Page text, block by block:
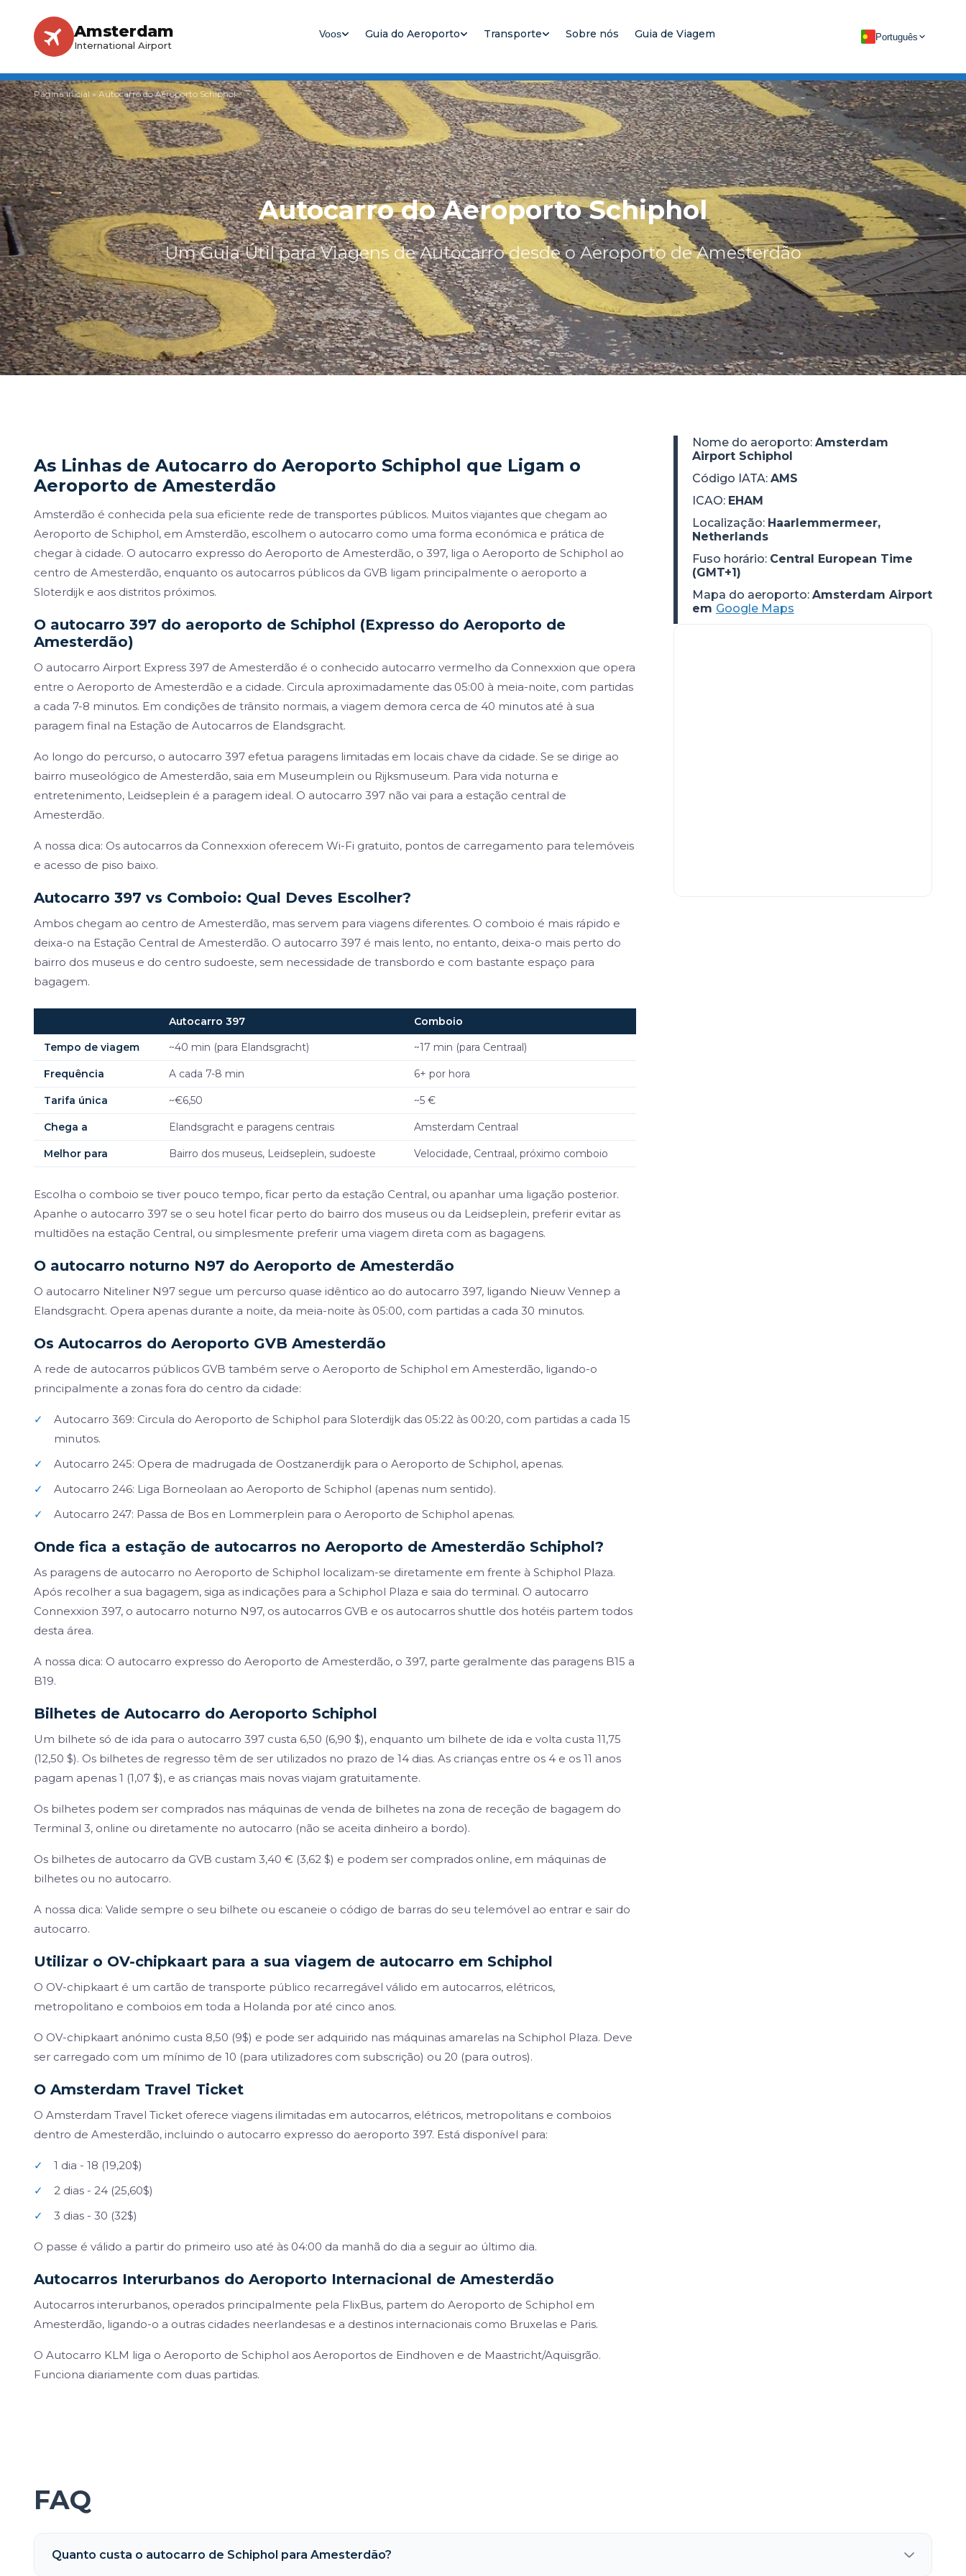
Amsterdam
International Airport
Voos Guia do Aeroporto Transporte Sobre nós Guia de Viagem Português
Página inicial » Autocarro do Aeroporto Schiphol
Autocarro do Aeroporto Schiphol
Um Guia Útil para Viagens de Autocarro desde o Aeroporto de Amesterdão
As Linhas de Autocarro do Aeroporto Schiphol que Ligam o
Aeroporto de Amesterdão
Amsterdão é conhecida pela sua eficiente rede de transportes públicos. Muitos viajantes que chegam ao
Aeroporto de Schiphol, em Amsterdão, escolhem o autocarro como uma forma económica e prática de
chegar à cidade. O autocarro expresso do Aeroporto de Amesterdão, o 397, liga o Aeroporto de Schiphol ao
centro de Amesterdão, enquanto os autocarros públicos da GVB ligam principalmente o aeroporto a
Sloterdijk e aos distritos próximos.
O autocarro 397 do aeroporto de Schiphol (Expresso do Aeroporto de
Amesterdão)
O autocarro Airport Express 397 de Amesterdão é o conhecido autocarro vermelho da Connexxion que opera
entre o Aeroporto de Amesterdão e a cidade. Circula aproximadamente das 05:00 à meia-noite, com partidas
a cada 7-8 minutos. Em condições de trânsito normais, a viagem demora cerca de 40 minutos até à sua
paragem final na Estação de Autocarros de Elandsgracht.
Ao longo do percurso, o autocarro 397 efetua paragens limitadas em locais chave da cidade. Se se dirige ao
bairro museológico de Amesterdão, saia em Museumplein ou Rijksmuseum. Para vida noturna e
entretenimento, Leidseplein é a paragem ideal. O autocarro 397 não vai para a estação central de
Amesterdão.
A nossa dica: Os autocarros da Connexxion oferecem Wi-Fi gratuito, pontos de carregamento para telemóveis
e acesso de piso baixo.
Autocarro 397 vs Comboio: Qual Deves Escolher?
Ambos chegam ao centro de Amesterdão, mas servem para viagens diferentes. O comboio é mais rápido e
deixa-o na Estação Central de Amesterdão. O autocarro 397 é mais lento, no entanto, deixa-o mais perto do
bairro dos museus e do centro sudoeste, sem necessidade de transbordo e com bastante espaço para
bagagem.
Autocarro 397
Comboio
Tempo de viagem
~40 min (para Elandsgracht) ~17 min (para Centraal)
Frequência A cada 7-8 min 6+ por hora
Tarifa única ~€6,50 ~5 €
Chega a Elandsgracht e paragens centrais Amsterdam Centraal
Melhor para Bairro dos museus, Leidseplein, sudoeste Velocidade, Centraal, próximo comboio
Escolha o comboio se tiver pouco tempo, ficar perto da estação Central, ou apanhar uma ligação posterior.
Apanhe o autocarro 397 se o seu hotel ficar perto do bairro dos museus ou da Leidseplein, preferir evitar as
multidões na estação Central, ou simplesmente preferir uma viagem direta com as bagagens.
O autocarro noturno N97 do Aeroporto de Amesterdão
O autocarro Niteliner N97 segue um percurso quase idêntico ao do autocarro 397, ligando Nieuw Vennep a
Elandsgracht. Opera apenas durante a noite, da meia-noite às 05:00, com partidas a cada 30 minutos.
Os Autocarros do Aeroporto GVB Amesterdão
A rede de autocarros públicos GVB também serve o Aeroporto de Schiphol em Amesterdão, ligando-o
principalmente a zonas fora do centro da cidade:
✓
Autocarro 369: Circula do Aeroporto de Schiphol para Sloterdijk das 05:22 às 00:20, com partidas a cada 15
minutos.
✓
Autocarro 245: Opera de madrugada de Oostzanerdijk para o Aeroporto de Schiphol, apenas.
✓
Autocarro 246: Liga Borneolaan ao Aeroporto de Schiphol (apenas num sentido).
✓
Autocarro 247: Passa de Bos en Lommerplein para o Aeroporto de Schiphol apenas.
Onde fica a estação de autocarros no Aeroporto de Amesterdão Schiphol?
As paragens de autocarro no Aeroporto de Schiphol localizam-se diretamente em frente à Schiphol Plaza.
Após recolher a sua bagagem, siga as indicações para a Schiphol Plaza e saia do terminal. O autocarro
Connexxion 397, o autocarro noturno N97, os autocarros GVB e os autocarros shuttle dos hotéis partem todos
desta área.
A nossa dica: O autocarro expresso do Aeroporto de Amesterdão, o 397, parte geralmente das paragens B15 a
B19.
Bilhetes de Autocarro do Aeroporto Schiphol
Um bilhete só de ida para o autocarro 397 custa 6,50 (6,90 $), enquanto um bilhete de ida e volta custa 11,75
(12,50 $). Os bilhetes de regresso têm de ser utilizados no prazo de 14 dias. As crianças entre os 4 e os 11 anos
pagam apenas 1 (1,07 $), e as crianças mais novas viajam gratuitamente.
Os bilhetes podem ser comprados nas máquinas de venda de bilhetes na zona de receção de bagagem do
Terminal 3, online ou diretamente no autocarro (não se aceita dinheiro a bordo).
Os bilhetes de autocarro da GVB custam 3,40 € (3,62 $) e podem ser comprados online, em máquinas de
bilhetes ou no autocarro.
A nossa dica: Valide sempre o seu bilhete ou escaneie o código de barras do seu telemóvel ao entrar e sair do
autocarro.
Utilizar o OV-chipkaart para a sua viagem de autocarro em Schiphol
O OV-chipkaart é um cartão de transporte público recarregável válido em autocarros, elétricos,
metropolitano e comboios em toda a Holanda por até cinco anos.
O OV-chipkaart anónimo custa 8,50 (9$) e pode ser adquirido nas máquinas amarelas na Schiphol Plaza. Deve
ser carregado com um mínimo de 10 (para utilizadores com subscrição) ou 20 (para outros).
O Amsterdam Travel Ticket
O Amsterdam Travel Ticket oferece viagens ilimitadas em autocarros, elétricos, metropolitans e comboios
dentro de Amesterdão, incluindo o autocarro expresso do aeroporto 397. Está disponível para:
✓
1 dia - 18 (19,20$)
✓
2 dias - 24 (25,60$)
✓
3 dias - 30 (32$)
O passe é válido a partir do primeiro uso até às 04:00 da manhã do dia a seguir ao último dia.
Autocarros Interurbanos do Aeroporto Internacional de Amesterdão
Autocarros interurbanos, operados principalmente pela FlixBus, partem do Aeroporto de Schiphol em
Amesterdão, ligando-o a outras cidades neerlandesas e a destinos internacionais como Bruxelas e Paris.
O Autocarro KLM liga o Aeroporto de Schiphol aos Aeroportos de Eindhoven e de Maastricht/Aquisgrão.
Funciona diariamente com duas partidas.
Nome do aeroporto: Amsterdam
Airport Schiphol
Código IATA: AMS
ICAO: EHAM
Localização: Haarlemmermeer,
Netherlands
Fuso horário: Central European Time
(GMT+1)
Mapa do aeroporto: Amsterdam Airport
em Google Maps
FAQ
Quanto custa o autocarro de Schiphol para Amesterdão?